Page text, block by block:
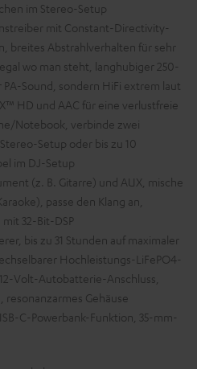
im Stereo-Setup
mit Constant-Directivity-
breites Abstrahlverhalten für sehr
wo man steht, langhubiger 250-
Sound, sondern HiFi extrem laut
HD und AAC für eine verlustfreie
Notebook, verbinde zwei
Stereo-Setup oder bis zu 10
im DJ-Setup
(z. B. Gitarre) und AUX, mische
passe den Klang an,
32-Bit-DSP
bis zu 31 Stunden auf maximaler
Hochleistungs-LiFePO4-
Volt-Autobatterie-Anschluss,
Gehäuse
C-Powerbank-Funktion, 35-mm-